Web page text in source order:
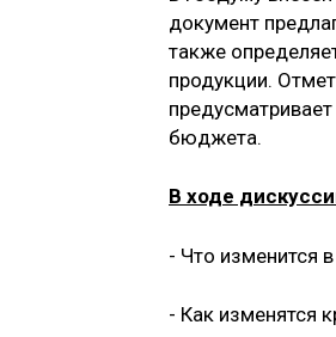
документ
также
продукции.
бюджета.
В ходе
- Что изменится
- Как изменятся